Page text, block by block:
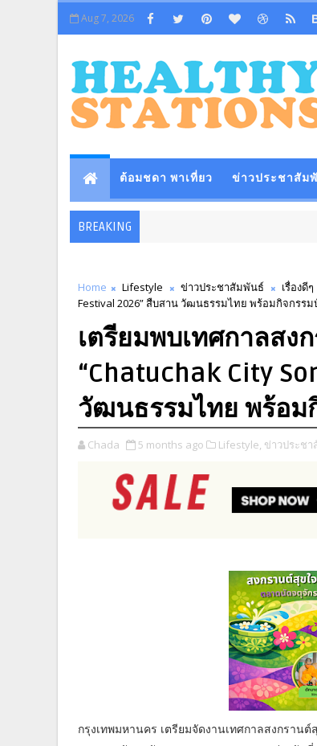
Aug 7, 2026
ต้อมชดา พาเที่ยว ข่าวประชาสัม
BREAKING
Home Lifestyle ข่าวประชาสัมพันธ์ เรื่องดีๆ
Festival 2026” สืบสาน วัฒนธรรมไทย พร้อมกิจกรร
เตรียมพบเทศกาลสง
“Chatuchak City
วัฒนธรรมไทย พร้อม
Chada 5 months ago Lifestyle, ข่าวประช
กรุงเทพมหานคร เตรียมจัดงานเทศกาลสงกราน